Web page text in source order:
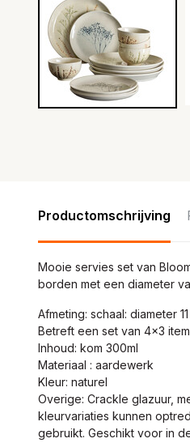
Productomschrijving
Mooie servies set van
borden met een diameter
Afmeting: schaal: diameter
Betreft een set van 4x3
Inhoud: kom 300ml
Materiaal : aardewerk
Kleur: naturel
Overige: Crackle glazuur,
kleurvariaties kunnen
gebruikt. Geschikt voor in